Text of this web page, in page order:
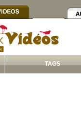
TAGS